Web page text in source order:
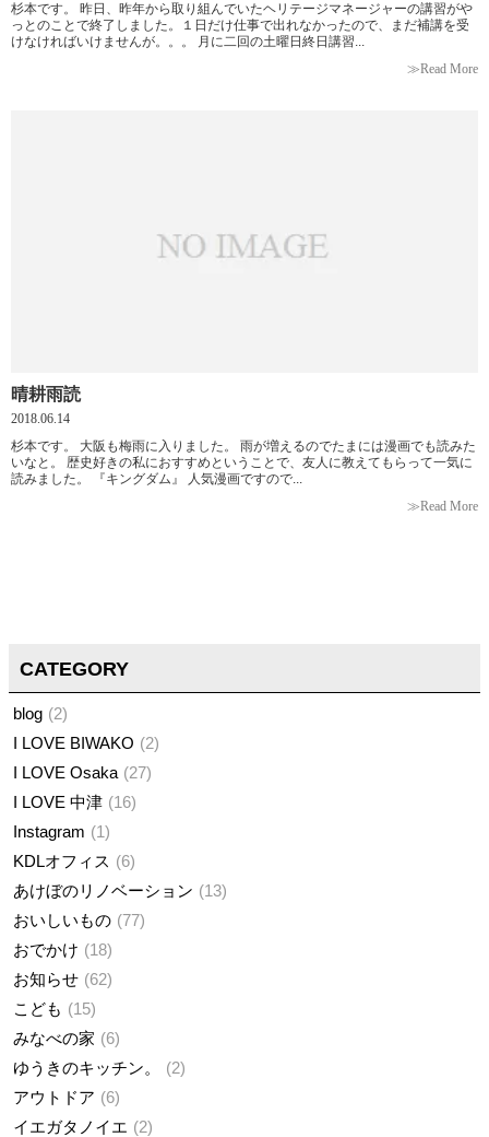
杉本です。 昨日、昨年から取り組んでいたヘリテージマネージャーの講習がや
っとのことで終了しました。１日だけ仕事で出れなかったので、まだ補講を受
けなければいけませんが。。。 月に二回の土曜日終日講習...
≫Read More
晴耕雨読
2018.06.14
杉本です。 大阪も梅雨に入りました。 雨が増えるのでたまには漫画でも読みた
いなと。 歴史好きの私におすすめということで、友人に教えてもらって一気に
読みました。 『キングダム』 人気漫画ですので...
≫Read More
CATEGORY
blog
2
I LOVE BIWAKO
2
I LOVE Osaka
27
I LOVE 中津
16
Instagram
1
KDLオフィス
6
あけぼのリノベーション
13
おいしいもの 77
おでかけ
18
お知らせ
62
こども
15
みなべの家
6
ゆうきのキッチン。
2
アウトドア
6
イエガタノイエ
2